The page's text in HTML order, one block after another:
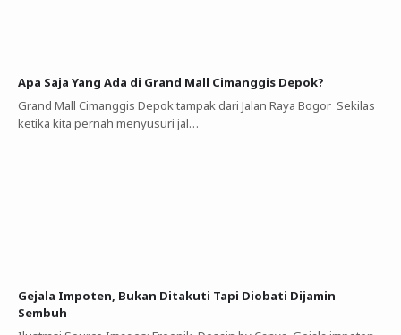
Apa Saja Yang Ada di Grand Mall Cimanggis Depok?
Grand Mall Cimanggis Depok tampak dari Jalan Raya Bogor Sekilas
ketika kita pernah menyusuri jal…
Gejala Impoten, Bukan Ditakuti Tapi Diobati Dijamin
Sembuh